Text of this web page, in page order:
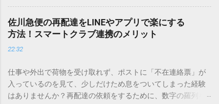
を使いますが、実はマウスで一画ずつ書くのは非効率です
し、似た漢字が多すぎて結局見つからないことも少なくあり
ません。 そこで今回は、IMEパッドを使わずに、特定のコー
ドを打ち込むだけで一瞬で旧字や外字、特殊記号を呼び出す
「文字コード入力」のテクニックを詳しく解説します。 この
必要はありません。 1. なぜ「変換」しても旧字・外字が出て
こないのか？ そもそも、なぜ普通の変換で出てこない漢字が
あるのでしょうか。その理由は、パソコンが文字を認識する
佐川急便の再配達をLINEやアプリで楽にする
方法！スマートクラブ連携のメリット
22:32
仕事や外出で荷物を受け取れず、ポストに「不在連絡票」が
入っているのを見て、少しだけため息をついてしまった経験
はありませんか？再配達の依頼をするために、数字の羅列を